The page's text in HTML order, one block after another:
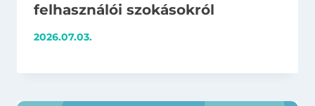
felhasználói szokásokról
2026.07.03.